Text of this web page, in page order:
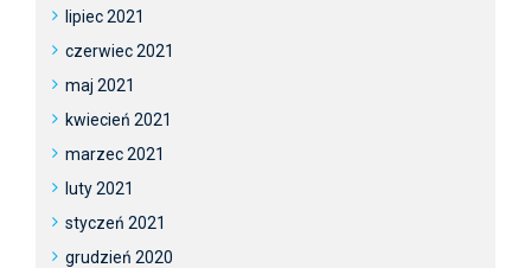
lipiec 2021
czerwiec 2021
maj 2021
kwiecień 2021
marzec 2021
luty 2021
styczeń 2021
grudzień 2020